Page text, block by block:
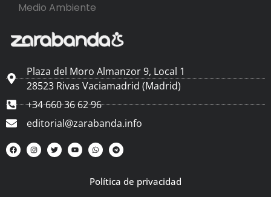
Medio Ambiente
Plaza del Moro Almanzor 9, Local 1
28523 Rivas Vaciamadrid (Madrid)
+34 660 36 62 96
editorial@zarabanda.info
Política de privacidad